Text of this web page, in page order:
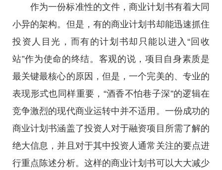
作为一份标准性的文件，商业计划书有着大同
小异的架构。但是，有的商业计划书却能迅速抓住
投资人目光，而有的计划书却只能以进入“回收
站”作为使命的终结。客观的说，项目自身素质是
最关键最核心的原因，但是，一个完美的、专业的
表现形式也同样重要，“酒香不怕巷子深”的逻辑在
竞争激烈的现代商业运转中并不适用。一份成功的
商业计划书涵盖了投资人对于融资项目所需了解的
绝大信息，并且对于其中投资人通常关注的要点进
行重点陈述分析。这样的商业计划书可以大大减少